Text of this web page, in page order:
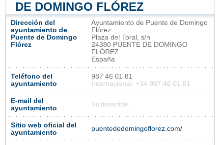
DE DOMINGO FLÓREZ
Dirección del
ayuntamiento de
Puente de Domingo
Flórez
Ayuntamiento de Puente de Domingo
Flórez
Plaza del Toral, s/n
24380 PUENTE DE DOMINGO
FLÓREZ
España
Teléfono del
ayuntamiento
987 46 01 81
Internacional: +34 987 46 01 81
E-mail del
ayuntamiento
No disponible
Sitio web oficial del
ayuntamiento
puentededomingoflorez.com/